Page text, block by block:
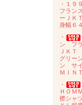
・１９
フラン
ーＪＫ
身幅６４
・
ン フ
ＪＫ
グリー
ン サ
ＭＩＮ
・
ＨＯＭ
襟シャ